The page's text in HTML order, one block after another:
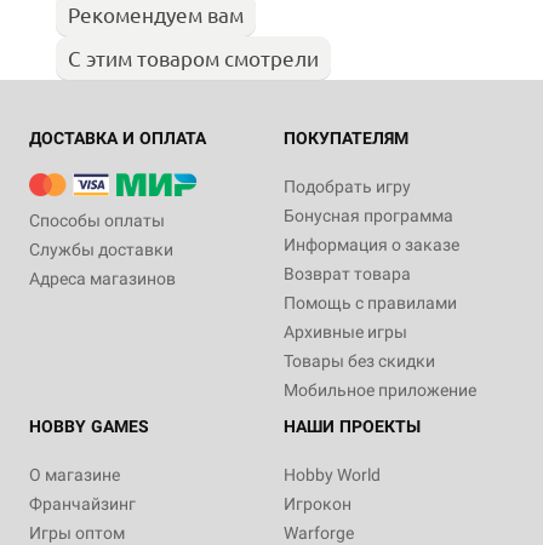
Рекомендуем вам
С этим товаром смотрели
ДОСТАВКА И ОПЛАТА
Способы оплаты
Службы доставки
Адреса магазинов
ПОКУПАТЕЛЯМ
Подобрать игру
Бонусная программа
Информация о заказе
Возврат товара
Помощь с правилами
Архивные игры
Товары без скидки
Мобильное приложение
HOBBY GAMES
О магазине
Франчайзинг
Игры оптом
НАШИ ПРОЕКТЫ
Hobby World
Игрокон
Warforge